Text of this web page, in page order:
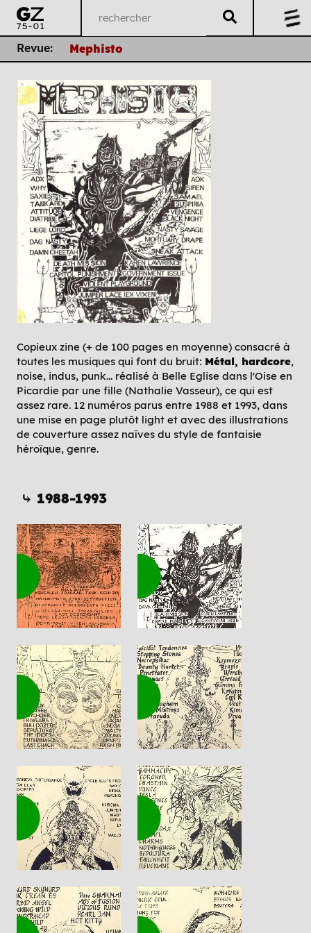
Revue: Mephisto
Copieux zine (+ de 100 pages en moyenne) consacré à
toutes les musiques qui font du bruit: Métal, hardcore,
noise, indus, punk... réalisé à Belle Eglise dans l'Oise en
Picardie par une fille (Nathalie Vasseur), ce qui est
assez rare. 12 numéros parus entre 1988 et 1993, dans
une mise en page plutôt light et avec des illustrations
de couverture assez naïves du style de fantaisie
héroïque, genre.
⤷ 1988-1993